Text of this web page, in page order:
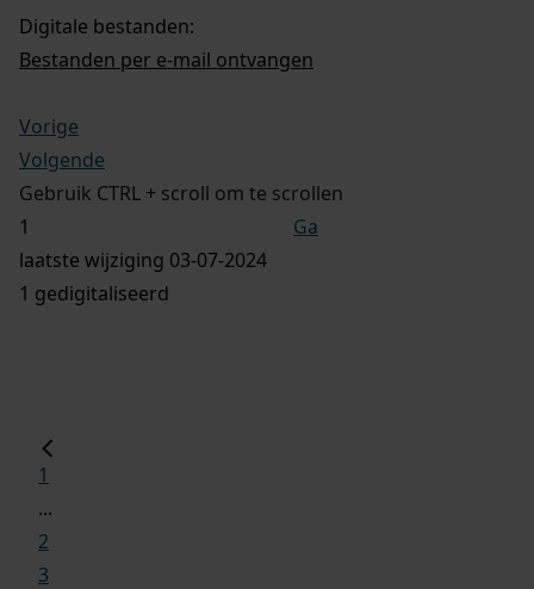
Digitale bestanden:
Bestanden per e-mail ontvangen
Vorige
Volgende
Gebruik CTRL + scroll om te scrollen
Ga
laatste wijziging 03-07-2024
1 gedigitaliseerd
1
...
2
3